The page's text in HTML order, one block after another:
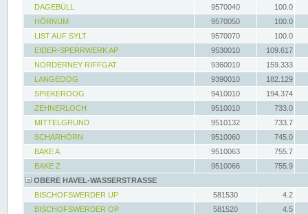
DAGEBÜLL 9570040
100.0
HÖRNUM
9570050
100.0
LIST AUF SYLT
9570070
100.0
EIDER-SPERRWERK AP
9530010
109.617
NORDERNEY RIFFGAT
9360010
159.333
LANGEOOG
9390010
182.129
SPIEKEROOG
9410010
194.374
ZEHNERLOCH
9510010
733.0
MITTELGRUND
9510132
733.7
SCHARHÖRN
9510060
745.0
BAKE A
9510063
755.7
BAKE Z
9510066
755.9
OBERE HAVEL-WASSERSTRASSE
BISCHOFSWERDER UP
581530
4.2
BISCHOFSWERDER OP
581520
4.5